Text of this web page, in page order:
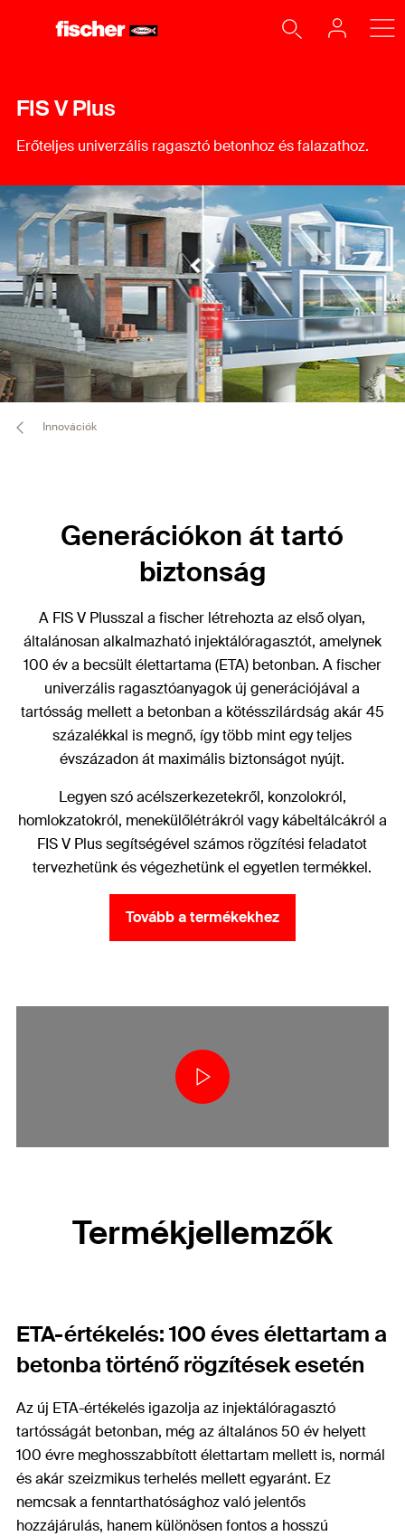
FIS V Plus
Erőteljes univerzális ragasztó betonhoz és falazathoz.
Innovációk
Generációkon át tartó
biztonság
A FIS V Plusszal a fischer létrehozta az első olyan,
általánosan alkalmazható injektálóragasztót, amelynek
100 év a becsült élettartama (ETA) betonban. A fischer
univerzális ragasztóanyagok új generációjával a
tartósság mellett a betonban a kötésszilárdság akár 45
százalékkal is megnő, így több mint egy teljes
évszázadon át maximális biztonságot nyújt.
Legyen szó acélszerkezetekről, konzolokról,
homlokzatokról, menekülőlétrákról vagy kábeltálcákról a
FIS V Plus segítségével számos rögzítési feladatot
tervezhetünk és végezhetünk el egyetlen termékkel.
Tovább a termékekhez
Termékjellemzők
ETA-értékelés: 100 éves élettartam a
betonba történő rögzítések esetén
Az új ETA-értékelés igazolja az injektálóragasztó
tartósságát betonban, még az általános 50 év helyett
100 évre meghosszabbított élettartam mellett is, normál
és akár szeizmikus terhelés mellett egyaránt. Ez
nemcsak a fenntarthatósághoz való jelentős
hozzájárulás, hanem különösen fontos a hosszú